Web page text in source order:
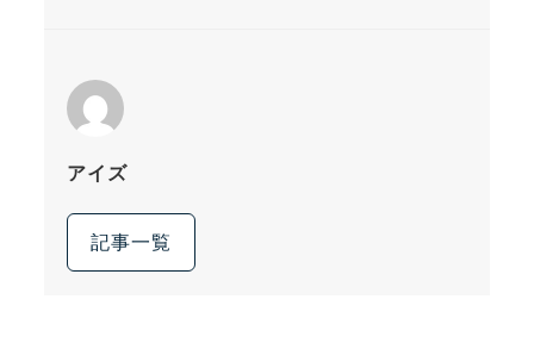
アイズ
記事一覧